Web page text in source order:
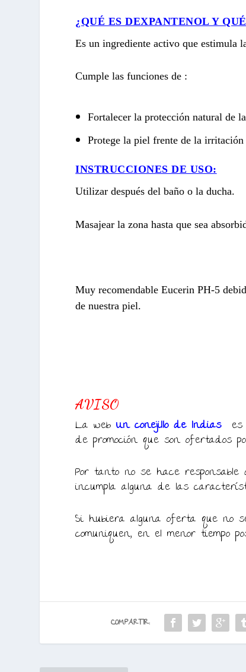
¿QUÉ ES DEXPANTENOL Y
Es un ingrediente activo que estimula
Cumple las funciones de :
Fortalecer la protección natural de
Protege la piel frente de la
INSTRUCCIONES DE USO:
Utilizar después del baño o la ducha.
Masajear la zona hasta que sea
Muy recomendable Eucerin PH-5
de nuestra piel.
AVISO
La webUn conejillo de Indias
de promoción que son ofertados
Por tanto no se hace
incumpla alguna de las
Si hubiera alguna oferta que no
comuniquen, en el menor tiempo
COMPARTIR: